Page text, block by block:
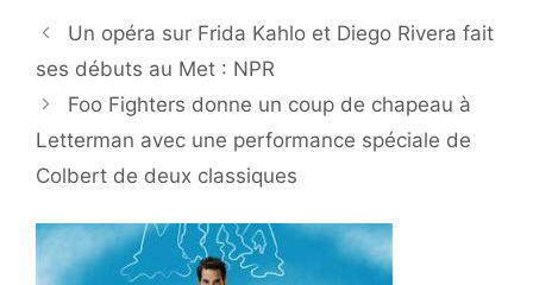
Un opéra sur Frida Kahlo et Diego Rivera fait
ses débuts au Met : NPR
Foo Fighters donne un coup de chapeau à
Letterman avec une performance spéciale de
Colbert de deux classiques